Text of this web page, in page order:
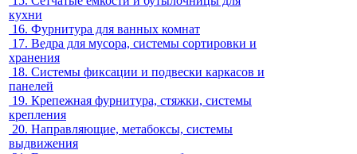
кухни
16. Фурнитура для ванных комнат
17. Ведра для мусора, системы сортировки и
хранения
18. Системы фиксации и подвески каркасов и
панелей
19. Крепежная фурнитура, стяжки, системы
крепления
20. Направляющие, метабоксы, системы
выдвижения